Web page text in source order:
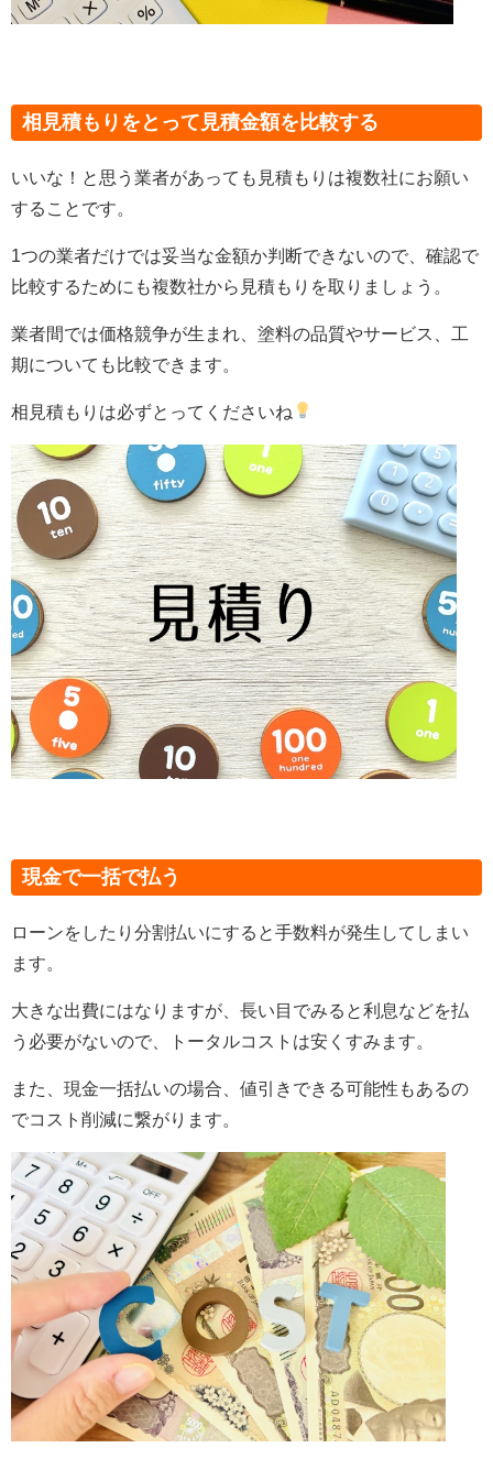
相見積もりをとって見積金額を比較する
いいな！と思う業者があっても見積もりは複数社にお願い
することです。
1つの業者だけでは妥当な金額か判断できないので、確認で
比較するためにも複数社から見積もりを取りましょう。
業者間では価格競争が生まれ、塗料の品質やサービス、工
期についても比較できます。
相見積もりは必ずとってくださいね
現金で一括で払う
ローンをしたり分割払いにすると手数料が発生してしまい
ます。
大きな出費にはなりますが、長い目でみると利息などを払
う必要がないので、トータルコストは安くすみます。
また、現金一括払いの場合、値引きできる可能性もあるの
でコスト削減に繋がります。